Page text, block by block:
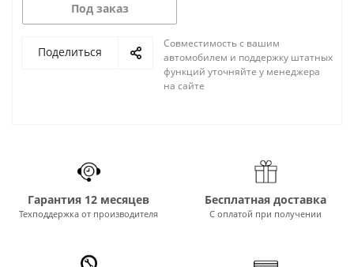
Под заказ
Поделиться
Совместимость с вашим
автомобилем и поддержку штатных
функций уточняйте у менеджера
на сайте
Гарантия 12 месяцев
Техподдержка от производителя
Бесплатная доставка
С оплатой при получении